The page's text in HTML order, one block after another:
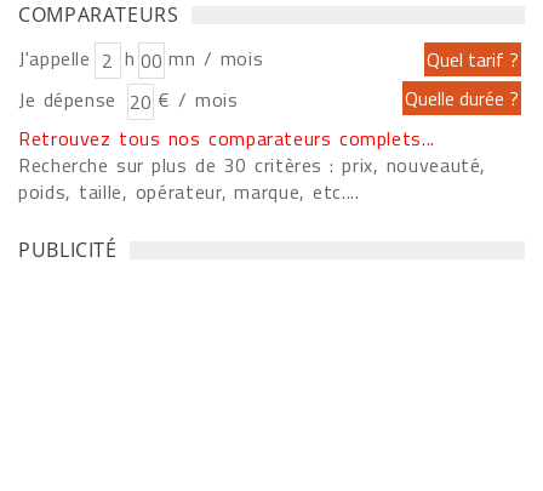
COMPARATEURS
J'appelle h
mn / mois
Je dépense
€ / mois
Retrouvez tous nos comparateurs complets...
Recherche sur plus de 30 critères : prix, nouveauté,
poids, taille, opérateur, marque, etc....
PUBLICITÉ